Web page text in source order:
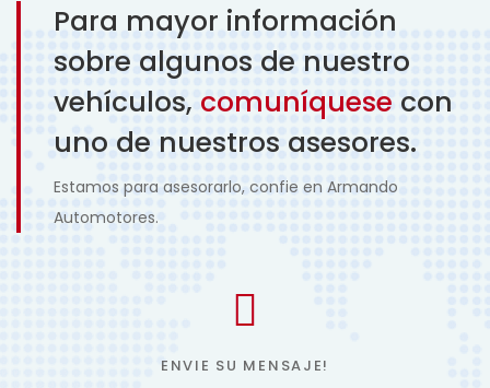
Para mayor información
sobre algunos de nuestro
vehículos, comuníquese con
uno de nuestros asesores.
Estamos para asesorarlo, confie en Armando
Automotores.
ENVIE SU MENSAJE!